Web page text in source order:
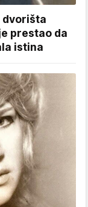
dvorišta
prestao da
istina